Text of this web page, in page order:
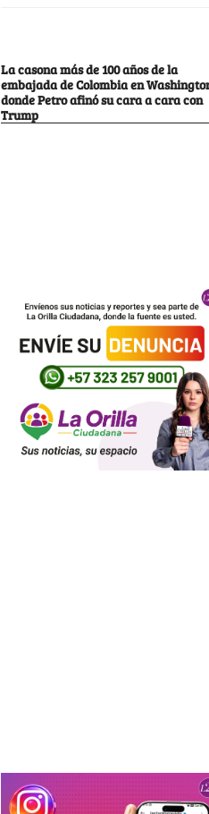
La casona más de 100 años de la
embajada de Colombia en
donde Petro afinó su cara a cara con
Trump